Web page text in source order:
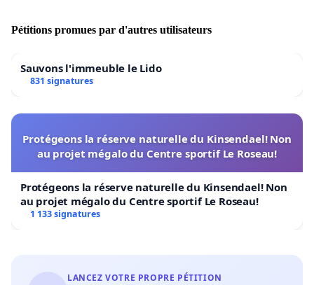
Pétitions promues par d'autres utilisateurs
Sauvons l'immeuble le Lido
831 signatures
Protégeons la réserve naturelle du Kinsendael! Non
au projet mégalo du Centre sportif Le Roseau!
Protégeons la réserve naturelle du Kinsendael! Non
au projet mégalo du Centre sportif Le Roseau!
1 133 signatures
LANCEZ VOTRE PROPRE PÉTITION